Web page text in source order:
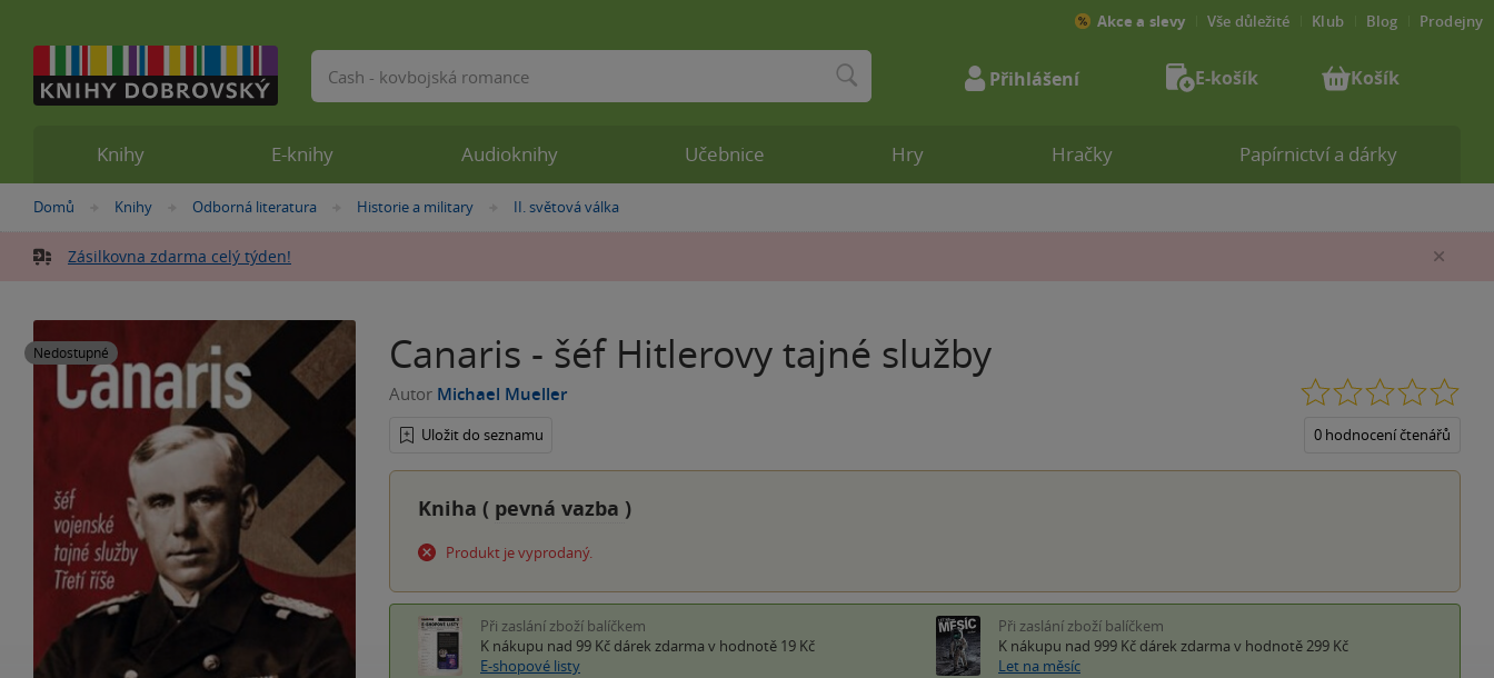
Nacházíte
zde:
Domů »
Knihy »
Odborná literatura »Historie a military »
II. světová válka
Zásilkovna zdarma celý týden!
Nedostupné Canaris - šéf Hitlerovy tajné služby
Autor Michael Mueller
Uložit do seznamu 0 hodnocení čtenářů
Kniha ( pevná vazba )
Produkt je vyprodaný.
Při zaslání zboží balíčkem
K nákupu nad 99 Kč dárek zdarma v hodnotě 19 Kč
E-shopové listy
Při zaslání zboží balíčkem
K nákupu nad 999 Kč dárek zdarma v hodnotě 299 Kč
Let na měsíc
Knihy E-knihy Audioknihy Učebnice Hry Hračky Papírnictví a dárky
Akce a slevy Vše důležité Klub Blog Prodejny
Vyhledávání Přihlášení E-košík Košík